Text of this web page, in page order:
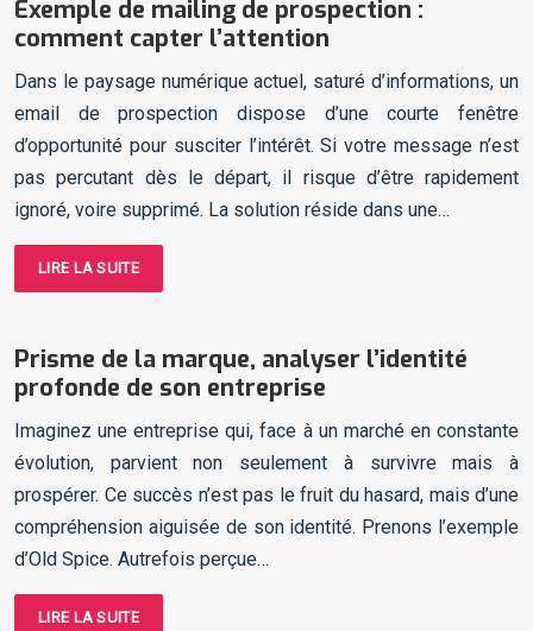
Exemple de mailing de prospection :
comment capter l’attention
Dans le paysage numérique actuel, saturé d’informations, un
email de prospection dispose d’une courte fenêtre
d’opportunité pour susciter l’intérêt. Si votre message n’est
pas percutant dès le départ, il risque d’être rapidement
ignoré, voire supprimé. La solution réside dans une…
LIRE LA SUITE
Prisme de la marque, analyser l’identité
profonde de son entreprise
Imaginez une entreprise qui, face à un marché en constante
évolution, parvient non seulement à survivre mais à
prospérer. Ce succès n’est pas le fruit du hasard, mais d’une
compréhension aiguisée de son identité. Prenons l’exemple
d’Old Spice. Autrefois perçue…
LIRE LA SUITE